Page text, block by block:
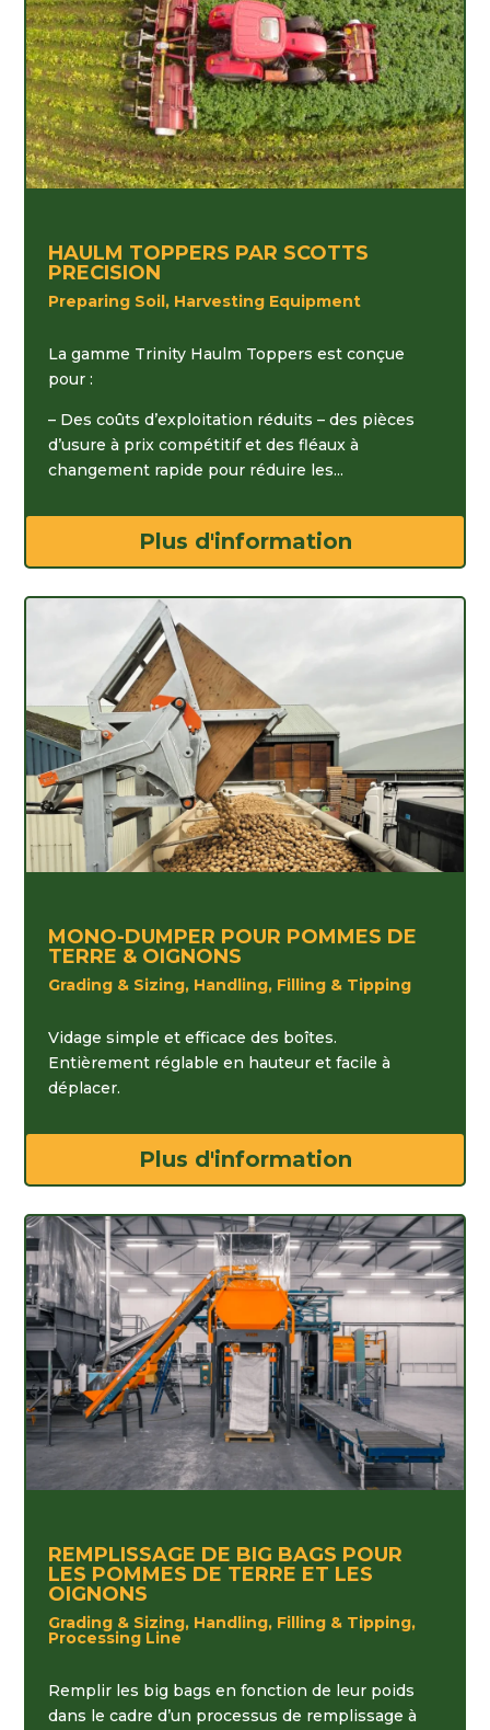
HAULM TOPPERS PAR SCOTTS
PRECISION
Preparing Soil, Harvesting Equipment
La gamme Trinity Haulm Toppers est conçue
pour :
– Des coûts d’exploitation réduits – des pièces
d’usure à prix compétitif et des fléaux à
changement rapide pour réduire les...
Plus d'information
MONO-DUMPER POUR POMMES DE
TERRE & OIGNONS
Grading & Sizing, Handling, Filling & Tipping
Vidage simple et efficace des boîtes.
Entièrement réglable en hauteur et facile à
déplacer.
Plus d'information
REMPLISSAGE DE BIG BAGS POUR
LES POMMES DE TERRE ET LES
OIGNONS
Grading & Sizing, Handling, Filling & Tipping,
Processing Line
Remplir les big bags en fonction de leur poids
dans le cadre d’un processus de remplissage à